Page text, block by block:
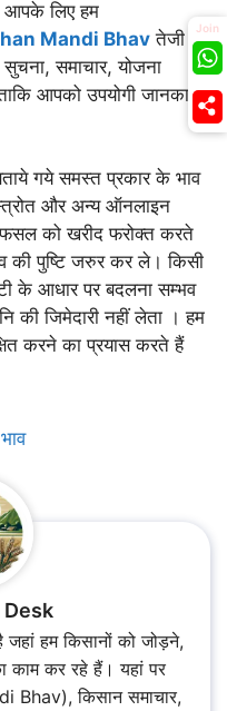
आपके लिए हम
Mandi Bhavतेजी
सुचना, समाचार, योजना
आपको उपयोगी जानकारी
गये समस्त प्रकार के भाव
स्त्रोत और अन्य ऑनलाइन
को खरीद फरोक्त करते
की पुष्टि जरुर कर ले। किसी
के आधार पर बदलना सम्भव
की जिमेदारी नहीं लेता । हम
करने का प्रयास करते हैं
Desk
हम किसानों को जोड़ने,
काम कर रहे हैं। यहां पर
Bhav), किसान समाचार,
Join